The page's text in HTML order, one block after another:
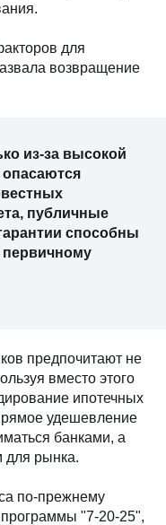
для
возвращение
из-за высокой
публичные
способны
первичному
предпочитают не
вместо этого
ипотечных
удешевление
банками, а
для рынка.
по-прежнему
"7-20-25",